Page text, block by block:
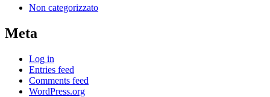
Non categorizzato
Meta
Log in
Entries feed
Comments feed
WordPress.org